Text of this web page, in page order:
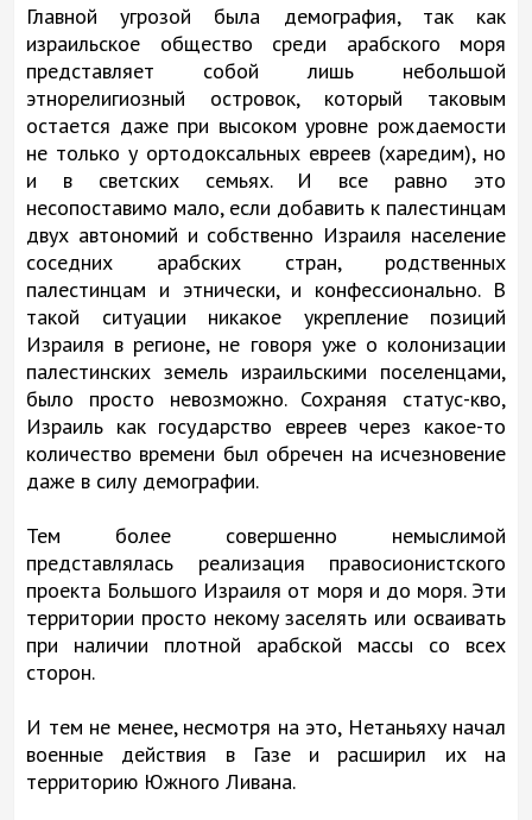
Главной угрозой была демография, так как
израильское общество среди арабского моря
представляет собой лишь небольшой
этнорелигиозный островок, который таковым
остается даже при высоком уровне рождаемости
не только у ортодоксальных евреев (харедим), но
и в светских семьях. И все равно это
несопоставимо мало, если добавить к палестинцам
двух автономий и собственно Израиля население
соседних арабских стран, родственных
палестинцам и этнически, и конфессионально. В
такой ситуации никакое укрепление позиций
Израиля в регионе, не говоря уже о колонизации
палестинских земель израильскими поселенцами,
было просто невозможно. Сохраняя статус-кво,
Израиль как государство евреев через какое-то
количество времени был обречен на исчезновение
даже в силу демографии.
Тем более совершенно немыслимой
представлялась реализация правосионистского
проекта Большого Израиля от моря и до моря. Эти
территории просто некому заселять или осваивать
при наличии плотной арабской массы со всех
сторон.
И тем не менее, несмотря на это, Нетаньяху начал
военные действия в Газе и расширил их на
территорию Южного Ливана.